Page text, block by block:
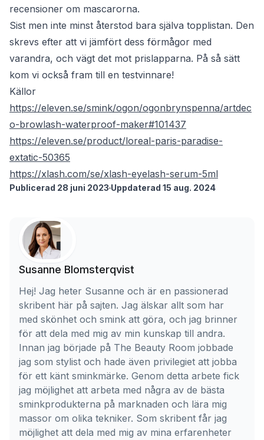
recensioner om mascarorna.
Sist men inte minst återstod bara själva topplistan. Den
skrevs efter att vi jämfört dess förmågor med
varandra, och vägt det mot prislapparna. På så sätt
kom vi också fram till en testvinnare!
Källor
https://eleven.se/smink/ogon/ogonbrynspenna/artdec
o-browlash-waterproof-maker#101437
https://eleven.se/product/loreal-paris-paradise-
extatic-50365
https://xlash.com/se/xlash-eyelash-serum-5ml
Publicerad 28 juni 2023 Uppdaterad 15 aug. 2024
Susanne Blomsterqvist
Hej! Jag heter Susanne och är en passionerad
skribent här på sajten. Jag älskar allt som har
med skönhet och smink att göra, och jag brinner
för att dela med mig av min kunskap till andra.
Innan jag började på The Beauty Room jobbade
jag som stylist och hade även privilegiet att jobba
för ett känt sminkmärke. Genom detta arbete fick
jag möjlighet att arbeta med några av de bästa
sminkprodukterna på marknaden och lära mig
massor om olika tekniker. Som skribent får jag
möjlighet att dela med mig av mina erfarenheter